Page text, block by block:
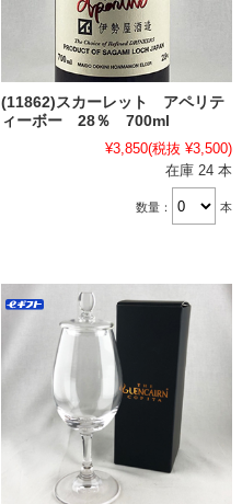
(11862)スカーレット アペリテ
ィーボー 28％ 700ml
¥3,850(税抜 ¥3,500)
在庫 24 本
数量： 本